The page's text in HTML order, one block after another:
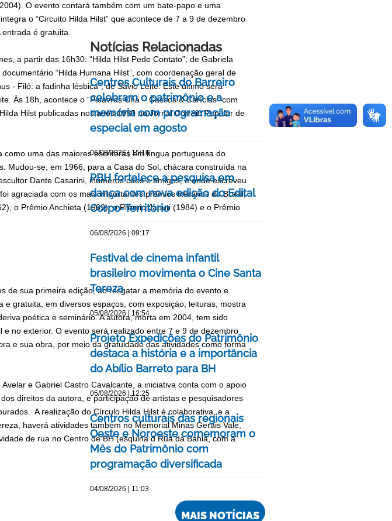
O evento contará também com um bate-papo e uma
o “Circuito Hilda Hilst” que acontece de 7 a 9 de dezembro
é gratuita.
a partir das 16h30: “Hilda Hilst Pede Contato”, de Gabriela
“Hilda Humana Hilst”, com coordenação geral de
- Filó: a fadinha lésbica”, de Sávio Leite. Este último será
Às 18h, acontece o “Palavras Chá – Cascos & Carícias” com
Hilst publicadas nos anos 1990 no Jornal Correio Popular de
uma das maiores escritoras em língua portuguesa do
Mudou-se, em 1966, para a Casa do Sol, chácara construída na
Dante Casarini, inúmeros cães e amigos, e onde escreveu
agraciada com os mais importantes prêmios literários do Brasil,
o Prêmio Anchieta (1969), o Prêmio Jabuti (1984) e o Prêmio
de sua primeira edição, ao resgatar a memória do evento e
gratuita, em diversos espaços, com exposição, leituras, mostra
poética e seminário. A autora, morta em 2004, tem sido
no exterior. O evento será realizado entre 7 e 9 de dezembro
e sua obra, por meio da gratuidade das atividades como forma
e Gabriel Castro Cavalcante, a iniciativa conta com o apoio
direitos da autora, e participação de artistas e pesquisadores
A realização do Círculo Hilda Hilst é colaborativa, e a
haverá atividades também no Memorial Minas Gerais Vale,
de rua no Centro de BH (esquina d Rua da Bahia, com a
Notícias Relacionadas
Centros Culturais do Barreiro
celebram o patrimônio e a
memória com programação
especial em agosto
06/08/2026 | 15:16
PBH fortalece a pesquisa em
dança com nova edição do Edital
Corpo-Território
06/08/2026 | 09:17
Festival de cinema infantil
brasileiro movimenta o Cine Santa
Tereza
05/08/2026 | 16:54
Projeto Expedições do Patrimônio
destaca a história e a importância
do Abílio Barreto para BH
05/08/2026 | 12:25
Centros culturais das regionais
Oeste e Noroeste comemoram o
Mês do Patrimônio com
programação diversificada
04/08/2026 | 11:03
MAIS NOTÍCIAS